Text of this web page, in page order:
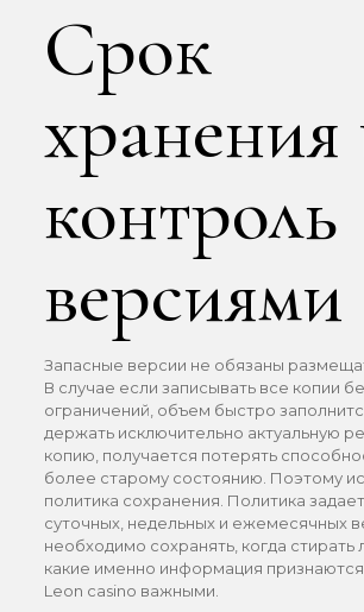
Срок
хранения
контроль
версиями
Запасные версии не обязаны
В случае если записывать все копии
ограничений, объем быстро
держать исключительно актуальную
копию, получается потерять
более старому состоянию. Поэтому
политика сохранения. Политика
суточных, недельных и ежемесячных
необходимо сохранять, когда стирать
какие именно информация
Leon casino важными.